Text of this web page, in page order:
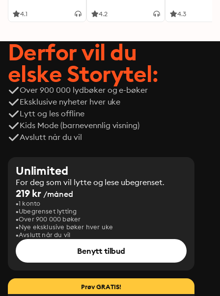
4.1 4.2 4.3
Derfor vil du
elske Storytel:
Over 900 000 lydbøker og e-bøker
Eksklusive nyheter hver uke
Lytt og les offline
Kids Mode (barnevennlig visning)
Avslutt når du vil
Unlimited
For deg som vil lytte og lese ubegrenset.
219 kr /måned
1 konto
Ubegrenset lytting
Over 900 000 bøker
Nye eksklusive bøker hver uke
Avslutt når du vil
Benytt tilbud
Prøv GRATIS!